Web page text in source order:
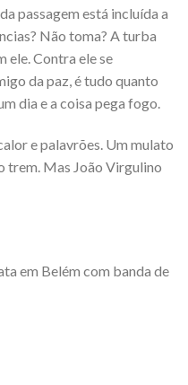
passagem está incluída a
Não toma? A turba
ele. Contra ele se
da paz, é tudo quanto
dia e a coisa pega fogo.
e palavrões. Um mulato
trem. Mas João Virgulino
em Belém com banda de